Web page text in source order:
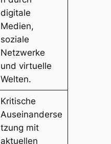
digitale
Medien,
soziale
Netzwerke
und virtuelle
Welten.
Kritische
Auseinanderse
tzung mit
aktuellen